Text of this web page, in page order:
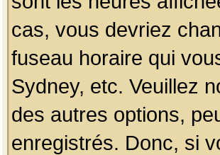
cas, vous devriez
fuseau horaire qui
Sydney, etc. Veuillez
des autres options,
enregistrés. Donc, si